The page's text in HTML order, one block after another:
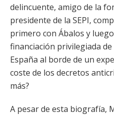
delincuente, amigo de la
presidente de la SEPI,
primero con Ábalos y
financiación privilegiada
España al borde de un
coste de los decretos
más?
A pesar de esta biografía,